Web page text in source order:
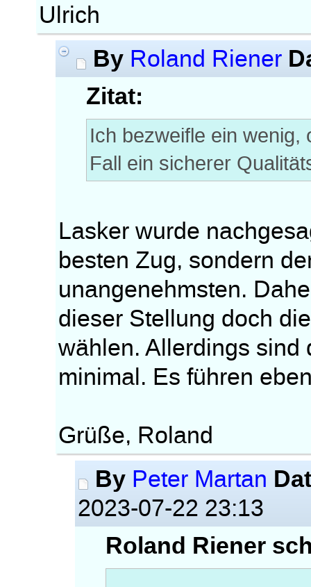
Ulrich
By Roland Riener
Zitat:
Ich bezweifle ein
Fall ein sicherer
Lasker wurde
besten Zug, sondern
unangenehmsten.
dieser Stellung doch
wählen. Allerdings
minimal. Es führen
Grüße, Roland
By Peter Martan
2023-07-22 23:13
Roland Riener